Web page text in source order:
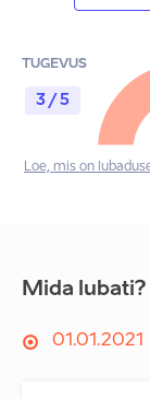
TUGEVUS
3 / 5
Loe, mis on
Mida lubati?
01.01.2021